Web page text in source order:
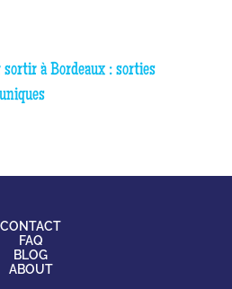
sortir à Bordeaux : sorties
CONTACT
FAQ
BLOG
ABOUT